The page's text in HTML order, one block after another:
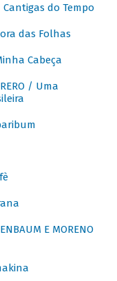
Cantigas do Tempo
das Folhas
Cabeça
/ Uma
E MORENO